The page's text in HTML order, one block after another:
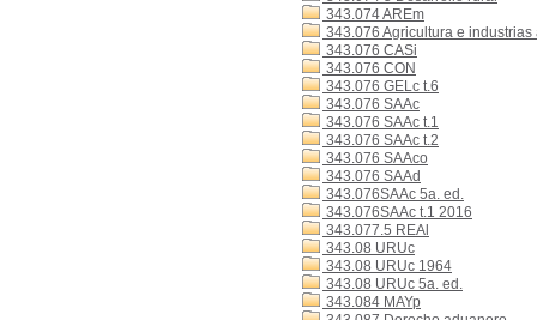
343.074 AREm
343.076 Agricultura e industrias
343.076 CASi
343.076 CON
343.076 GELc t.6
343.076 SAAc
343.076 SAAc t.1
343.076 SAAc t.2
343.076 SAAco
343.076 SAAd
343.076SAAc 5a. ed.
343.076SAAc t.1 2016
343.077.5 REAl
343.08 URUc
343.08 URUc 1964
343.08 URUc 5a. ed.
343.084 MAYp